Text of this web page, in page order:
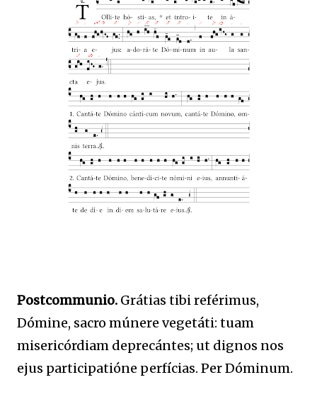
Postcommunio. Grátias tibi reférimus,
Dómine, sacro múnere vegetáti: tuam
misericórdiam deprecántes; ut dignos nos
ejus participatióne perfícias. Per Dóminum.